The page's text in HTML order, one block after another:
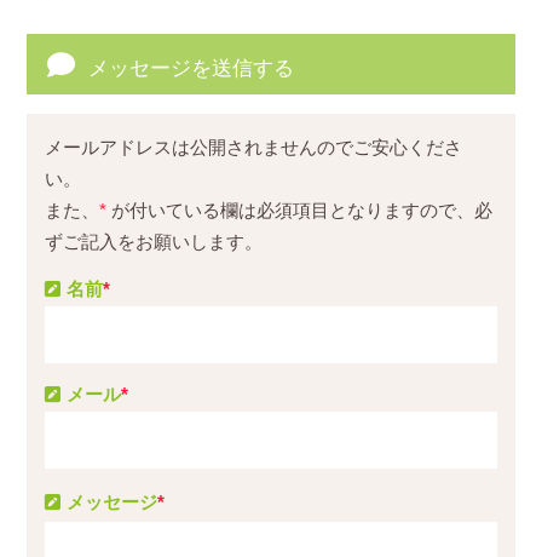
メッセージを送信する
メールアドレスは公開されませんのでご安心くださ
い。
また、* が付いている欄は必須項目となりますので、必
ずご記入をお願いします。
メッセージ*
名前*
メール*